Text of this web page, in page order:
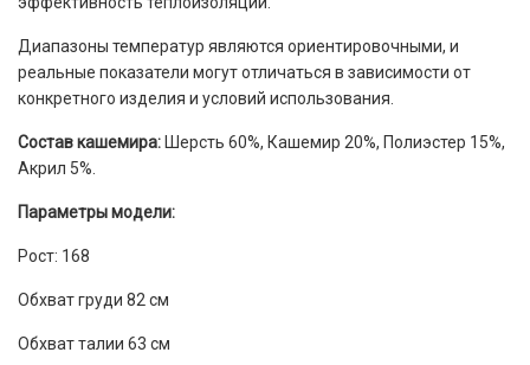
Диапазоны температур являются ориентировочными, и
реальные показатели могут отличаться в зависимости от
конкретного изделия и условий использования.
Состав кашемира: Шерсть 60%, Кашемир 20%, Полиэстер 15%,
Акрил 5%.
Параметры модели:
Рост: 168
Обхват груди 82 см
Обхват талии 63 см